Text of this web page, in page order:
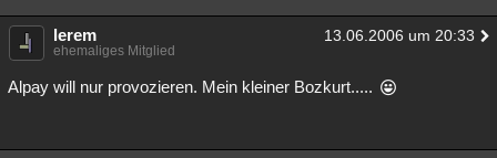
lerem 13.06.2006 um 20:33
ehemaliges Mitglied
Alpay will nur provozieren. Mein kleiner Bozkurt.....